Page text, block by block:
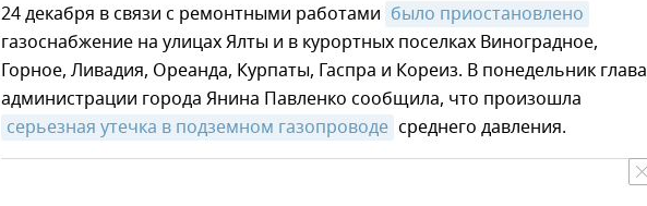
24 декабря в связи с ремонтными работами было приостановлено
газоснабжение на улицах Ялты и в курортных поселках Виноградное,
Горное, Ливадия, Ореанда, Курпаты, Гаспра и Кореиз. В понедельник глава
администрации города Янина Павленко сообщила, что произошла
серьезная утечка в подземном газопроводе среднего давления.